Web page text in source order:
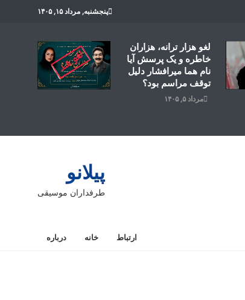
پنجشنبه, مرداد ۱۵, ۱۴۰۵
لغو هزار ترانه، هزاران
خاطره و یک پرسش آیا
نام هما میرافشار دلیل
توقف مراسم بود؟
مرداد ۵, ۱۴۰۵
پیلانو
طرفداران موسیقی
ارتباط خانه درباره